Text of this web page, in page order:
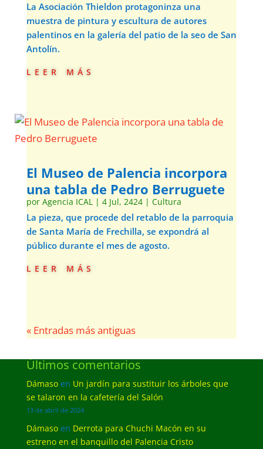
La Asociación Thieldon protagoninza una
muestra de pintura y escultura de autores
palentinos en la galería del patio de la seo de San
Antolín.
leer más
El Museo de Palencia incorpora
una tabla de Pedro Berruguete
por Agencia ICAL| 4 Jul, 2424| Cultura
La pieza, que procede del retablo de la parroquia
de Santa María de Frechilla, se expondrá al
público durante el mes de agosto.
leer más
« Entradas más antiguas
Últimos comentarios
Dámasoen Un jardín para sustituir los árboles que
se talaron en la cafetería del Salón
13 de abril de 2024
Dámasoen Derrota para Chuchi Macón en su
estreno en el banquillo del Palencia Cristo